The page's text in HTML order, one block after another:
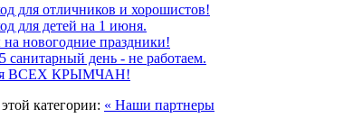
для отличников и хорошистов!
для детей на 1 июня.
новогодние праздники!
санитарный день - не работаем.
ВСЕХ КРЫМЧАН!
категории: « Наши партнеры